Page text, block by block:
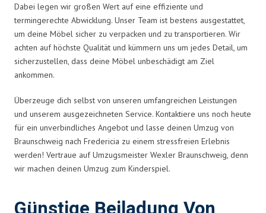
Dabei legen wir großen Wert auf eine effiziente und
termingerechte Abwicklung. Unser Team ist bestens ausgestattet,
um deine Möbel sicher zu verpacken und zu transportieren. Wir
achten auf höchste Qualität und kümmern uns um jedes Detail, um
sicherzustellen, dass deine Möbel unbeschädigt am Ziel
ankommen.
Überzeuge dich selbst von unseren umfangreichen Leistungen
und unserem ausgezeichneten Service. Kontaktiere uns noch heute
für ein unverbindliches Angebot und lasse deinen Umzug von
Braunschweig nach Fredericia zu einem stressfreien Erlebnis
werden! Vertraue auf Umzugsmeister Wexler Braunschweig, denn
wir machen deinen Umzug zum Kinderspiel.